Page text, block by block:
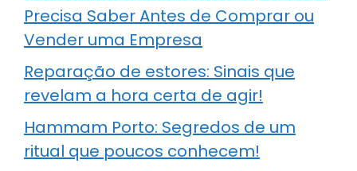
Precisa Saber Antes de Comprar ou
Vender uma Empresa
Reparação de estores: Sinais que
revelam a hora certa de agir!
Hammam Porto: Segredos de um
ritual que poucos conhecem!